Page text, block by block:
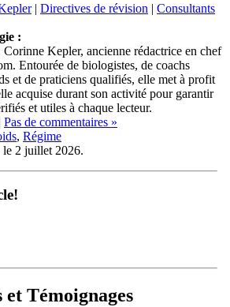
| Directives de révision | Consultants
:
Corinne Kepler, ancienne rédactrice en chef
Entourée de biologistes, de coachs
et de praticiens qualifiés, elle met à profit
acquise durant son activité pour garantir
et utiles à chaque lecteur.
Pas de commentaires »
, Régime
le 2 juillet 2026.
Témoignages